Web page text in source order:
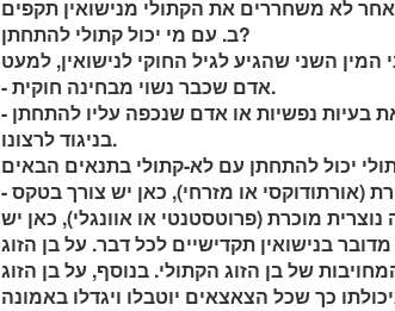
ב. עם מי יכול קתולי להתחתן?
- אדם שכבר נשוי מבחינה חוקית.
- אדם שלא יכול להעניק את הסכמתו מפאת בעיות נפשיות או אדם שנכפה עליו להתחתן
בניגוד לרצונו.
- אם הלא-קתולי הוא נוצרי בן כנסייה אחרת (אורתודוקסי או מזרחי), כאן יש צורך בטקס
מוכרת (פרוטסטנטי או אוונגלי), כאן יש
בנישואין תקדישיים לכל דבר. על בן הזוג
של בן הזוג הקתולי. בנוסף, על בן הזוג
כך שכל הצאצאים יוטבלו ויגדלו באמונה